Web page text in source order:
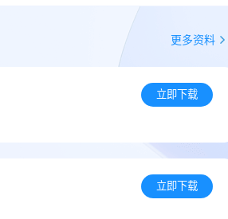
更多资料
立即下载
立即下载